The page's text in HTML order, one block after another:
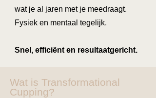
wat je al jaren met je meedraagt.
Fysiek en mentaal tegelijk.
Snel, efficiënt en resultaatgericht.
Wat is Transformational
Cupping?